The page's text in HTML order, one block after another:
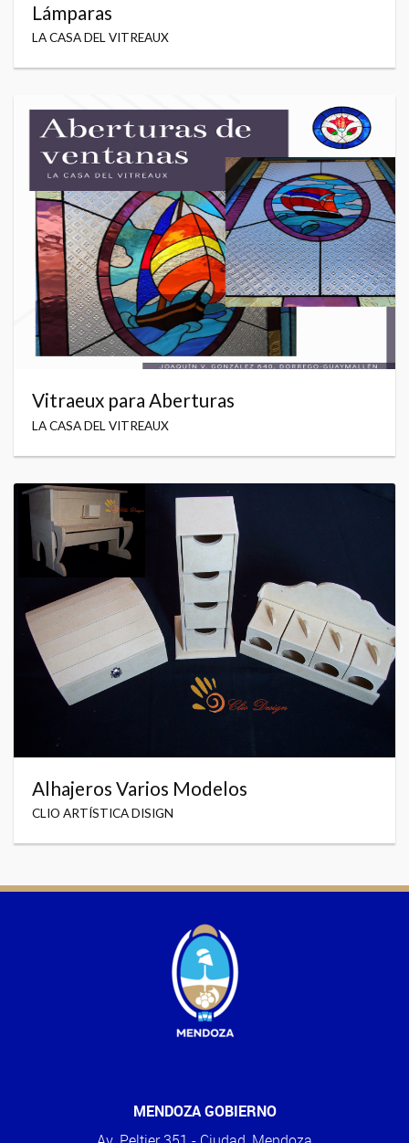
Lámparas
LA CASA DEL VITREAUX
Vitraeux para Aberturas
LA CASA DEL VITREAUX
Alhajeros Varios Modelos
CLIO ARTÍSTICA DISIGN
MENDOZA GOBIERNO